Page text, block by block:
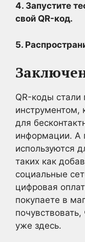
4. Запустите
свой QR-код.
5.
QR-коды
инструментом,
для
информации. А
используются
таких как
социальные
цифровая
покупаете в
уже здесь.